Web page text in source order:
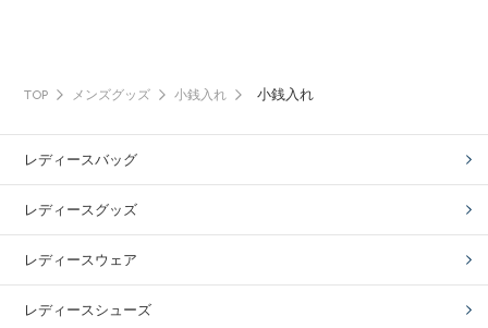
TOP メンズグッズ 小銭入れ 小銭入れ
レディースバッグ
レディースグッズ
レディースウェア
レディースシューズ